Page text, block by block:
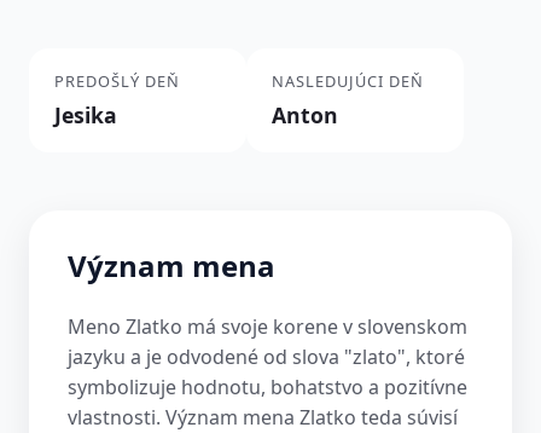
PREDOŠLÝ DEŇ
Jesika
NASLEDUJÚCI DEŇ
Anton
Význam mena
Meno Zlatko má svoje korene v slovenskom
jazyku a je odvodené od slova "zlato", ktoré
symbolizuje hodnotu, bohatstvo a pozitívne
vlastnosti. Význam mena Zlatko teda súvisí